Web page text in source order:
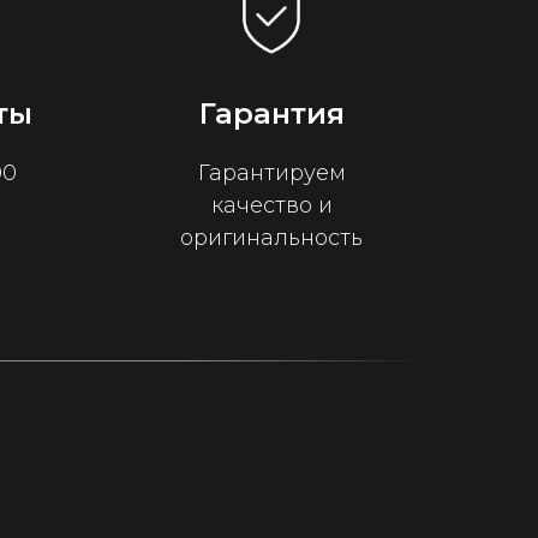
Гарантия
Гарантируем
качество и
оригинальность